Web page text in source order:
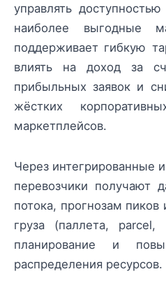
управлять
наиболее выгодные
поддерживает гибкую
влиять на доход за
прибыльных заявок и
жёстких
маркетплейсов.
Через интегрированные
перевозчики получают
потока, прогнозам
груза (паллета,
планирование и
распределения ресурсов.